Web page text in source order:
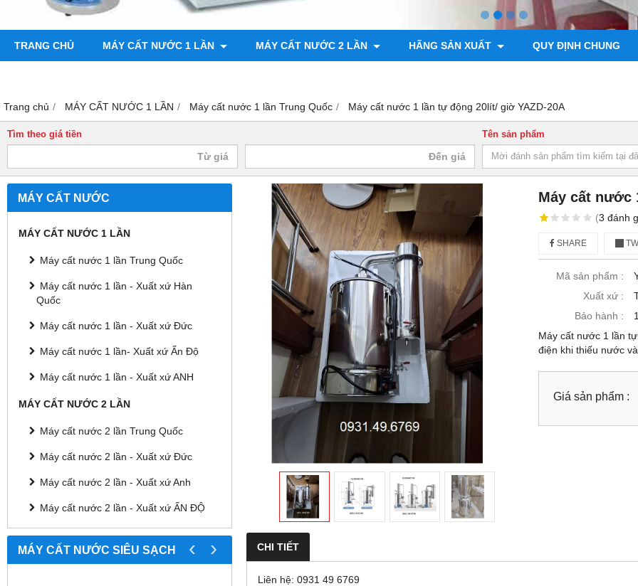
TRANG CHỦ MÁY CẤT NƯỚC 1 LẦN MÁY CẤT NƯỚC 2 LẦN HÃNG SẢN XUẤT QUY ĐỊNH CHUNG
Trang chủ MÁY CẤT NƯỚC 1 LẦN Máy cất nước 1 lần Trung Quốc Máy cất nước 1 lần tự động 20lít/ giờ YAZD-20A
Tìm theo giá tiền Tên sản phẩm
MÁY CẤT NƯỚC
MÁY CẤT NƯỚC 1 LẦN
Máy cất nước 1 lần Trung Quốc
Máy cất nước 1 lần - Xuất xứ Hàn
Quốc
Máy cất nước 1 lần - Xuất xứ Đức
Máy cất nước 1 lần- Xuất xứ Ấn Độ
Máy cất nước 1 lần - Xuất xứ ANH
MÁY CẤT NƯỚC 2 LẦN
Máy cất nước 2 lần Trung Quốc
Máy cất nước 2 lần - Xuất xứ Đức
Máy cất nước 2 lần - Xuất xứ Anh
Máy cất nước 2 lần - Xuất xứ ẤN ĐỘ
MÁY CẤT NƯỚC SIÊU SẠCH ‹ ›
Máy cất nước
(3đánh
SHARE
Mã sản phẩm :
Xuất xứ :
Bảo hành :
Máy cất nước 1 lần
điện khi thiếu nước
Giá sản phẩm :
CHI TIẾT
Liên hệ: 0931 49 6769